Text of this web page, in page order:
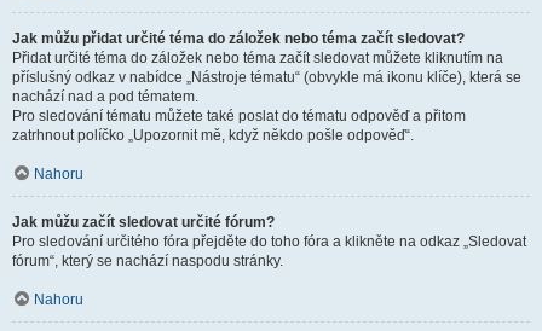
Jak můžu přidat určité téma do záložek nebo téma začít sledovat?
Přidat určité téma do záložek nebo téma začít sledovat můžete kliknutím na
příslušný odkaz v nabídce „Nástroje tématu“ (obvykle má ikonu klíče), která se
nachází nad a pod tématem.
Pro sledování tématu můžete také poslat do tématu odpověď a přitom
zatrhnout políčko „Upozornit mě, když někdo pošle odpověď“.
Nahoru
Jak můžu začít sledovat určité fórum?
Pro sledování určitého fóra přejděte do toho fóra a klikněte na odkaz „Sledovat
fórum“, který se nachází naspodu stránky.
Nahoru